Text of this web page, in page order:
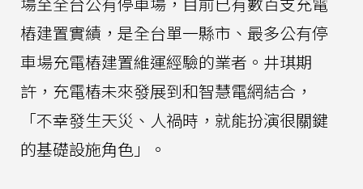
樁建置實績，是全台單一縣市、最多公有停
車場充電樁建置維運經驗的業者。井琪期
許，充電樁未來發展到和智慧電網結合，
「不幸發生天災、人禍時，就能扮演很關鍵
的基礎設施角色」。